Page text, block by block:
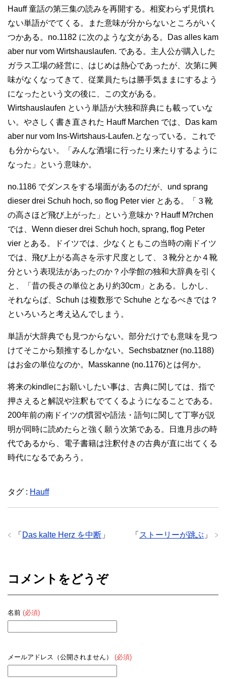
Hauff 童話の第三集の読みを再開する。相変わらず見慣れ
ない単語がでてくる。また意味が分からないところがいく
つかある。no.1182 に次のような文がある。Das alles kam
aber nur vom Wirtshauslaufen. である。主人公が購入した
ガラス工場の経営に、はじめは熱心であったが、次第に興
味がなくなってきて、従業員たちは勝手気ままにするよう
になったという文の後に、この文がある。
Wirtshauslaufen という単語が大独和辞典にも載っていな
い。やさしく書き直された Hauff Marchen では、Das kam
aber nur vom Ins-Wirtshaus-Laufen.となっている。これで
も分からない。「みんな酒場に行ったり来たりするように
なった」という意味か。
no.1186 でダンスをする場面があるのだが、und sprang
dieser drei Schuh hoch, so flog Peter vier とある。「３靴
の高さほど飛び上がった」という意味か？Hauff M?rchen
では、Wenn dieser drei Schuh hoch, sprang, flog Peter
vier とある。ドイツでは、少なくともこの当時の南ドイツ
では、飛び上がる高さを示す尺度として、３靴分とか４靴
分という表現法があったのか？小学館の独和大辞典を引く
と、「昔の長さの単位とあり約30cm」とある。しかし、
それならば、Schuh は複数形で Schuhe となるべきでは？
といろいろと考え込んでしまう。
単語が大辞典でも見つからない。部分だけでも意味を見つ
けてそこから類推するしかない。Sechsbatzner (no.1188)
はお金の単位なのか。Masskanne (no.1176)とは何か。
将来のkindleにお願いしたい事は、古典に関しては、指で
押さえると解説や注釈もでてくるようになることである。
200年前の南ドイツの慣習や語法・語句に関して丁寧が説
明が同時に読めたらと強く願う次第である。日進月歩の時
代であるから、電子書籍は注釈付きの古典が直に出てくる
時代になるであろう。
タグ : Hauff
「 ストーリーが跳ぶ 」
「 Das kalte Herz を中断 」
コメントをどうぞ
名前 (必須)
メールアドレス（公開されません） (必須)